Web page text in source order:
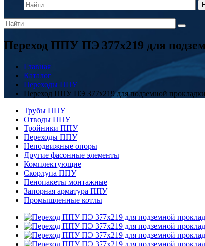
Переход ППУ ПЭ 377x219 для
Главная
Каталог
Переходы ППУ
Переход ППУ ПЭ 377x219 для подземной
Трубы ППУ
Отводы ППУ
Тройники ППУ
Переходы ППУ
Неподвижные опоры
Другие фасонные элементы
Комплектующие
Скорлупа ППУ
Пенопакеты монтажные
Запорная арматура ППУ
Промышленные котлы